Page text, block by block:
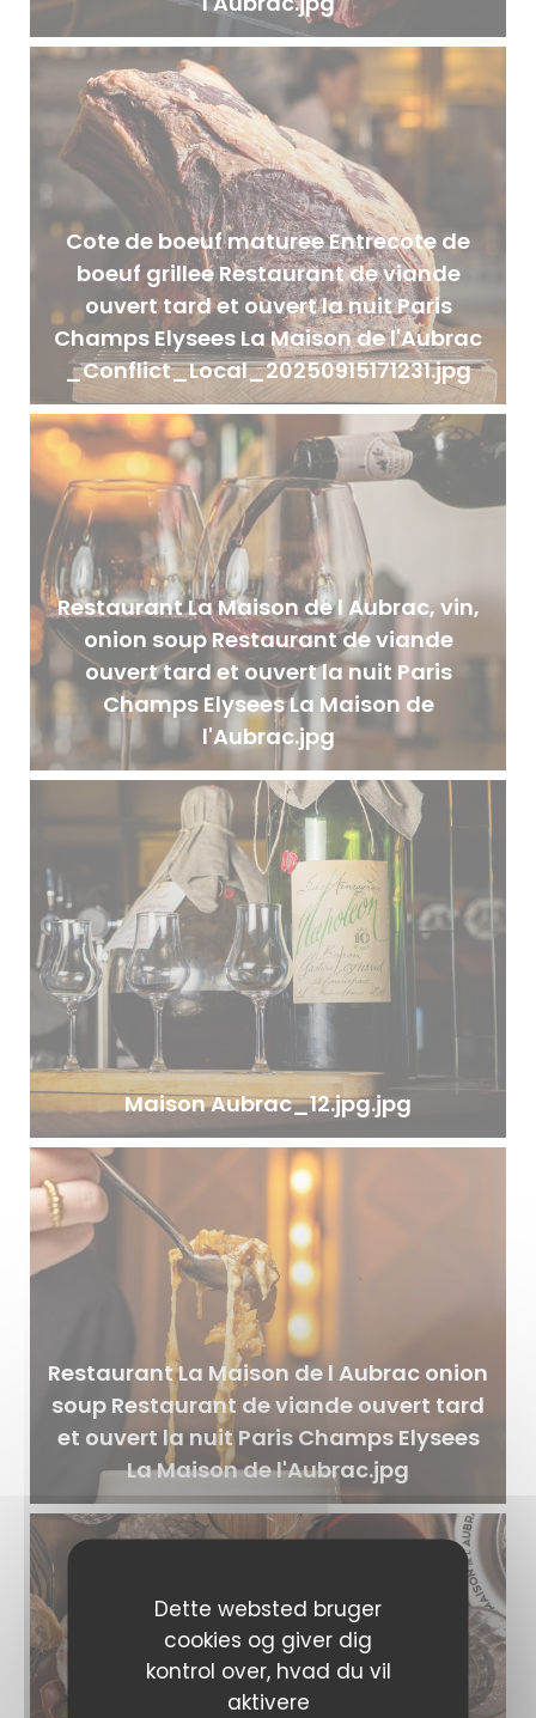
Dette websted bruger
cookies og giver dig
kontrol over, hvad du vil
aktivere
Cote de boeuf maturee Entrecote de
boeuf grillee Restaurant de viande
ouvert tard et ouvert la nuit Paris
Champs Elysees La Maison de l'Aubrac
_Conflict_Local_20250915171231.jpg
Restaurant La Maison de l Aubrac, vin,
onion soup Restaurant de viande
ouvert tard et ouvert la nuit Paris
Champs Elysees La Maison de
l'Aubrac.jpg
Maison Aubrac_12.jpg.jpg
Restaurant La Maison de l Aubrac onion
soup Restaurant de viande ouvert tard
et ouvert la nuit Paris Champs Elysees
La Maison de l'Aubrac.jpg